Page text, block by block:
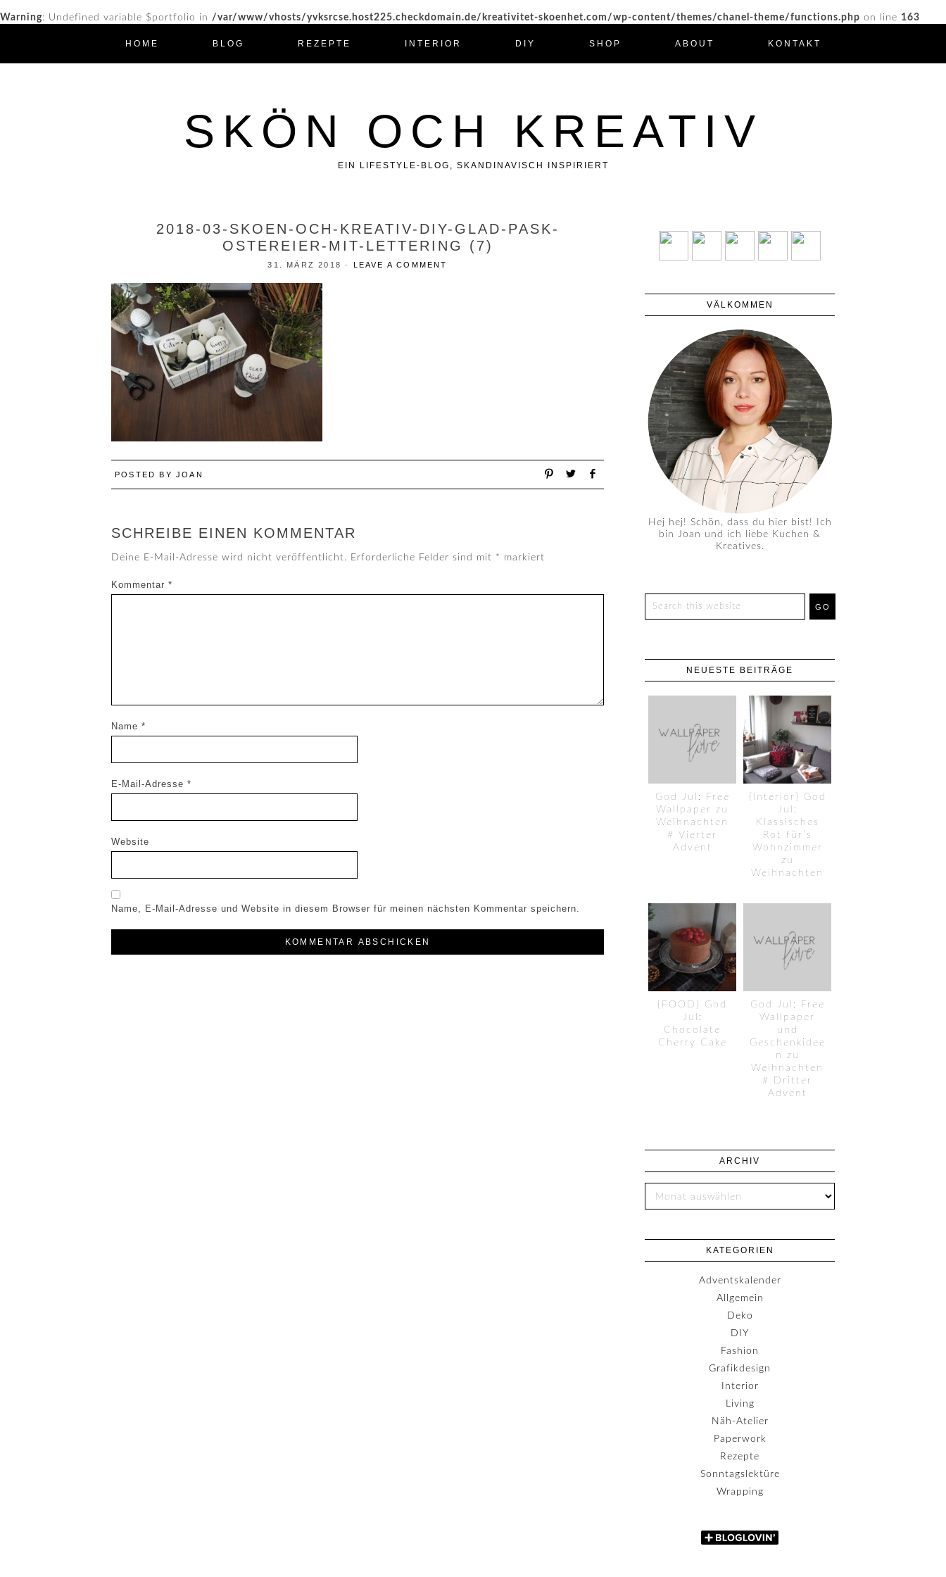
Warning: Undefined variable $portfolio in /var/www/vhosts/yvksrcse.host225.checkdomain.de/kreativitet-skoenhet.com/wp-content/themes/chanel-theme/functions.php on line 163
HOME BLOG REZEPTE INTERIOR DIY SHOP ABOUT KONTAKT
SKÖN OCH KREATIV
EIN LIFESTYLE-BLOG, SKANDINAVISCH INSPIRIERT
2018-03-SKOEN-OCH-KREATIV-DIY-GLAD-PASK-
OSTEREIER-MIT-LETTERING (7)
31. MÄRZ 2018 · LEAVE A COMMENT
POSTED BY JOAN
SCHREIBE EINEN KOMMENTAR
Deine E-Mail-Adresse wird nicht veröffentlicht. Erforderliche Felder sind mit * markiert
Kommentar *
Name *
E-Mail-Adresse *
Website
Name, E-Mail-Adresse und Website in diesem Browser für meinen nächsten Kommentar speichern.
VÄLKOMMEN
Hej hej! Schön, dass du hier bist! Ich
bin Joan und ich liebe Kuchen &
Kreatives.
NEUESTE BEITRÄGE
God Jul: Free
Wallpaper zu
Weihnachten
# Vierter
Advent
{Interior} God
Jul:
Klassisches
Rot für’s
Wohnzimmer
zu
Weihnachten
{FOOD} God
Jul:
Chocolate
Cherry Cake
God Jul: Free
Wallpaper
und
Geschenkidee
n zu
Weihnachten
# Dritter
Advent
ARCHIV
KATEGORIEN
Adventskalender
Allgemein
Deko
DIY
Fashion
Grafikdesign
Interior
Living
Näh-Atelier
Paperwork
Rezepte
Sonntagslektüre
Wrapping